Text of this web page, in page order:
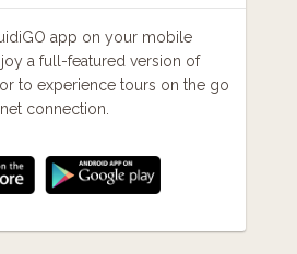
app on your mobile
a full-featured version of
to experience tours on the go
connection.